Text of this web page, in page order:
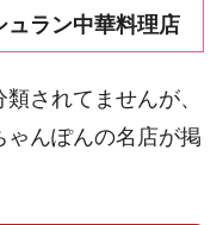
ュラン中華料理店
されてませんが、
ゃんぽんの名店が掲